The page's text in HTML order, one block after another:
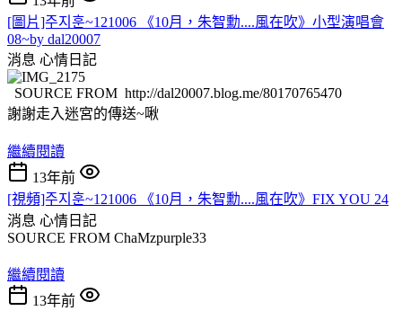
[圖片]주지훈~121006 《10月，朱智勳....風在吹》小型演唱會
08~by dal20007
消息 心情日記
SOURCE FROM http://dal20007.blog.me/80170765470
謝謝走入迷宮的傳送~啾
繼續閱讀
13年前
[視頻]주지훈~121006 《10月，朱智勳....風在吹》FIX YOU 24
消息 心情日記
SOURCE FROM ChaMzpurple33
繼續閱讀
13年前